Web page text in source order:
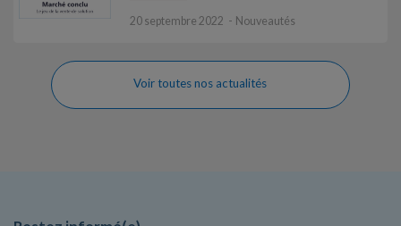
20 septembre 2022 Nouveautés
Voir toutes nos actualités